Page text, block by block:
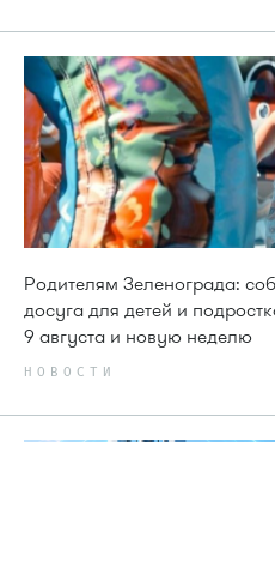
Родителям Зеленограда:
досуга для детей и
9 августа и новую неделю
НОВОСТИ